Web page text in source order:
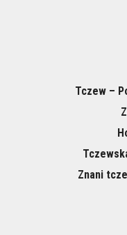
Tczew –
Znani